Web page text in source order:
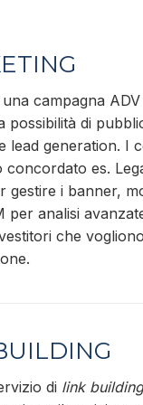
campagna
possibilità di
lead generation.
concordato es.
gestire i banner,
per analisi
che
di link building